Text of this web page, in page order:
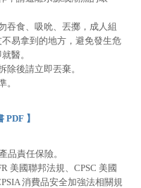
吞食、吸吮、丟擲，成人組
易拿到的地方，避免發生危
醫。
除後請立即丟棄。
。
PDF 】
品責任保險。
美國聯邦法規、CPSC 美國
消費品安全加強法相關規